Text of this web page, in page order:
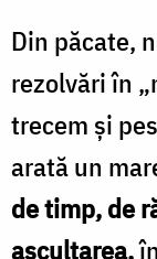
Din păcate,
rezolvări în
trecem şi
arată un
de timp, de
ascultarea,